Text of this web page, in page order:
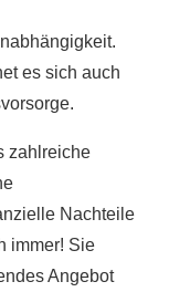
es sich auch
zahlreiche
Nachteile
immer! Sie
Angebot